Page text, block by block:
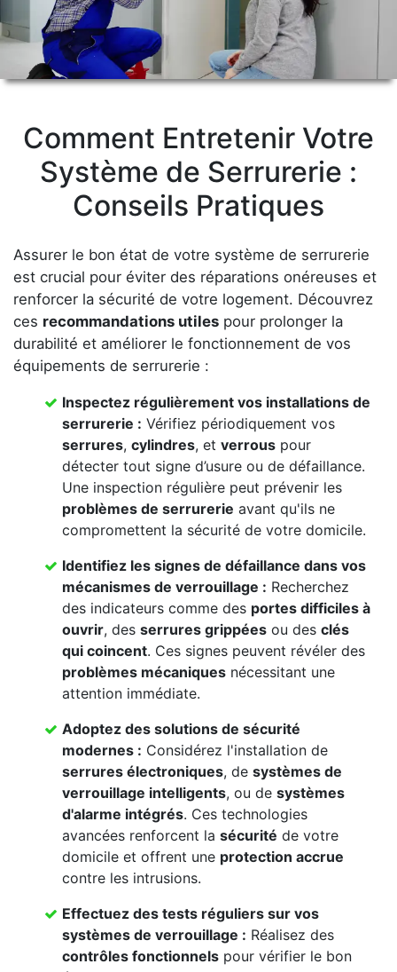
Comment Entretenir Votre
Système de Serrurerie :
Conseils Pratiques
Assurer le bon état de votre système de serrurerie
est crucial pour éviter des réparations onéreuses et
renforcer la sécurité de votre logement. Découvrez
ces recommandations utiles pour prolonger la
durabilité et améliorer le fonctionnement de vos
équipements de serrurerie :
Inspectez régulièrement vos installations de
serrurerie : Vérifiez périodiquement vos
serrures, cylindres, et verrous pour
détecter tout signe d’usure ou de défaillance.
Une inspection régulière peut prévenir les
problèmes de serrurerie avant qu'ils ne
compromettent la sécurité de votre domicile.
Identifiez les signes de défaillance dans vos
mécanismes de verrouillage : Recherchez
des indicateurs comme des portes difficiles à
ouvrir, des serrures grippées ou des clés
qui coincent. Ces signes peuvent révéler des
problèmes mécaniques nécessitant une
attention immédiate.
Adoptez des solutions de sécurité
modernes : Considérez l'installation de
serrures électroniques, de systèmes de
verrouillage intelligents, ou de systèmes
d'alarme intégrés. Ces technologies
avancées renforcent la sécurité de votre
domicile et offrent une protection accrue
contre les intrusions.
Effectuez des tests réguliers sur vos
systèmes de verrouillage : Réalisez des
contrôles fonctionnels pour vérifier le bon